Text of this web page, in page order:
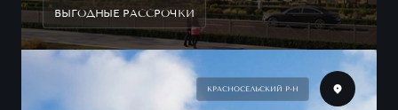
ВЫГОДНЫЕ РАССРОЧКИ
КРАСНОСЕЛЬСКИЙ Р-Н